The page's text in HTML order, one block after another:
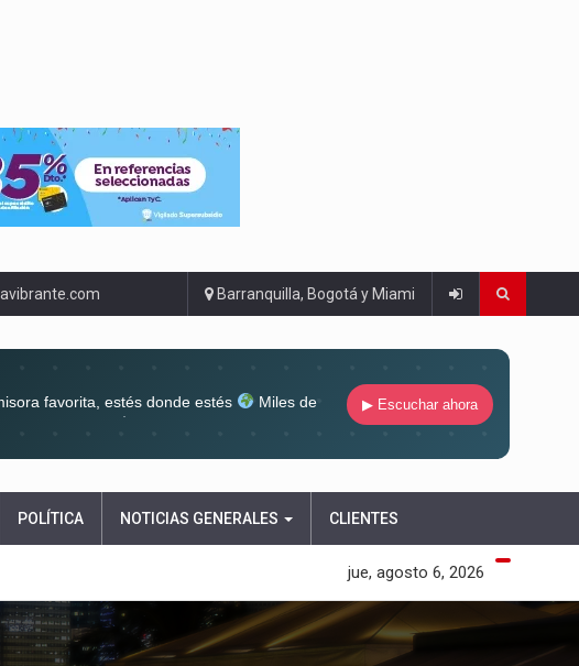
Barranquilla, Bogotá y Miami
favorita, estés donde estés
Miles de
▶ Escuchar ahora
POLÍTICA NOTICIAS GENERALES CLIENTES
jue, agosto 6, 2026